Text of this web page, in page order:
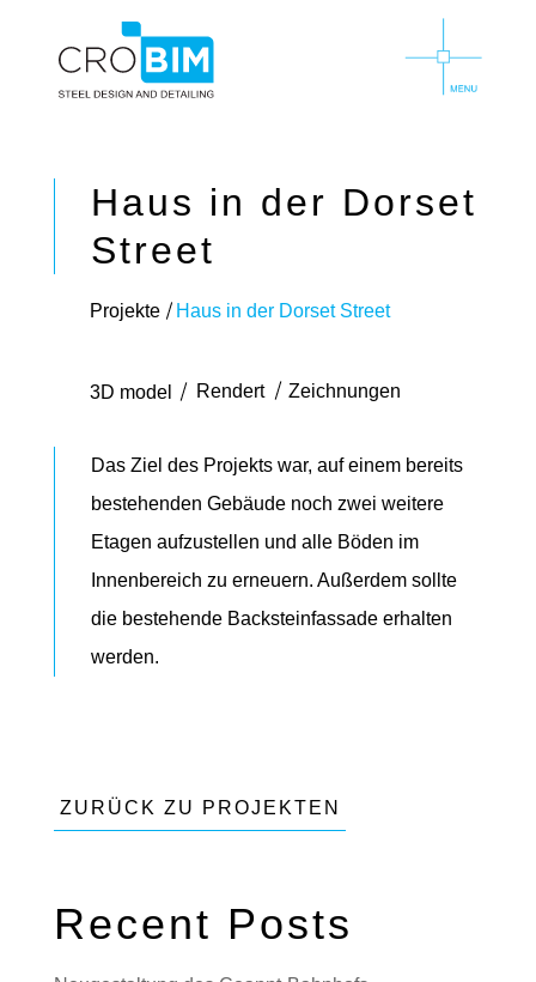
Haus in der Dorset
Street
Projekte Haus in der Dorset Street
3D model Rendert Zeichnungen
Das Ziel des Projekts war, auf einem bereits
bestehenden Gebäude noch zwei weitere
Etagen aufzustellen und alle Böden im
Innenbereich zu erneuern. Außerdem sollte
die bestehende Backsteinfassade erhalten
werden.
ZURÜCK ZU PROJEKTEN
Recent Posts